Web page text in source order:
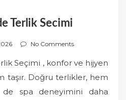
Terlik Secimi
No Comments
Seçimi , konfor ve hijyen
taşır. Doğru terlikler, hem
de spa deneyimini daha